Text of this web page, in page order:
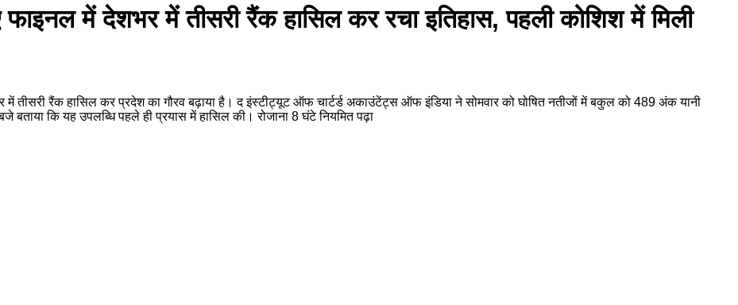
में देशभर में तीसरी रैंक हासिल कर रचा इतिहास, पहली कोशिश में मिली
में तीसरी रैंक हासिल कर प्रदेश का गौरव बढ़ाया है। द इंस्टीट्यूट ऑफ चार्टर्ड अकाउंटेंट्स ऑफ इंडिया ने सोमवार को घोषित नतीजों में बकुल को 489 अंक यानी
कि यह उपलब्धि पहले ही प्रयास में हासिल की। रोजाना 8 घंटे नियमित पढ़ा